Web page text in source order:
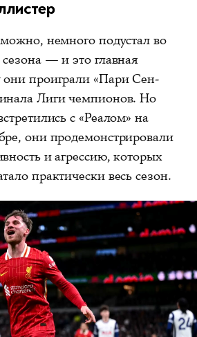
немного подустал во
— и это главная
проиграли «Пари Сен-
Лиги чемпионов. Но
с «Реалом» на
они продемонстрировали
и агрессию, которых
практически весь сезон.